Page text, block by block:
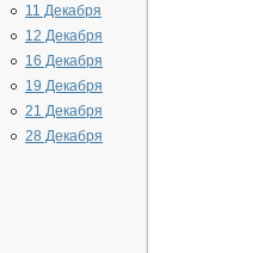
11 Декабря
12 Декабря
16 Декабря
19 Декабря
21 Декабря
28 Декабря